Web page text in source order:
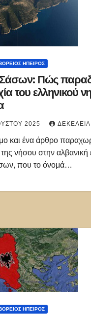
ΉΠΕΙΡΟΣ
Πώς
του ελληνικού
2025 ΔΕΚΈΛΕΙΑ
και ένα άρθρο
της νήσου στην αλβανική
που το όνομά…
ΉΠΕΙΡΟΣ